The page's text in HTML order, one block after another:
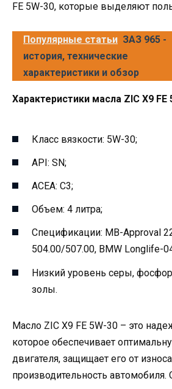
FE 5W-30, которые выделяют
Популярные статьи ЗАЗ 965 -
история, технические
характеристики и обзор
Характеристики масла ZIC X9 FE
Класс вязкости: 5W-30;
API: SN;
ACEA: C3;
Объем: 4 литра;
Спецификации: MB-Approval
504.00/507.00, BMW Longlife-
Низкий уровень серы,
золы.
Масло ZIC X9 FE 5W-30 – это
которое обеспечивает
двигателя, защищает его от
производительность